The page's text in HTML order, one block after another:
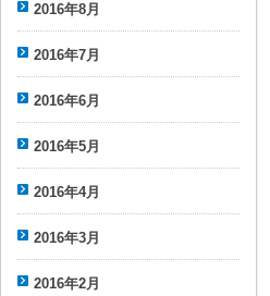
2016年8月
2016年7月
2016年6月
2016年5月
2016年4月
2016年3月
2016年2月